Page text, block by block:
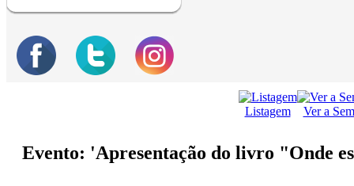
Listagem Ver a
Evento: 'Apresentação do livro "Onde